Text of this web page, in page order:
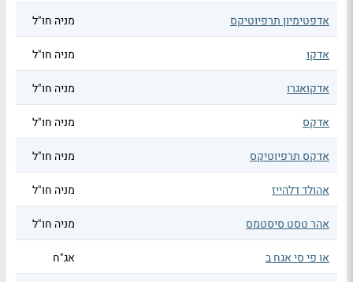
אדפטימיון תרפיוטיקס
מניה חו"ל
אדקו מניה חו"ל
אדקואגרו מניה חו"ל
אדקס מניה חו"ל
אדקס תרפיוטיקס מניה חו"ל
אהולד דלהייז מניה חו"ל
אהר טסט סיסטמס מניה חו"ל
או פי סי אגח ב אג"ח